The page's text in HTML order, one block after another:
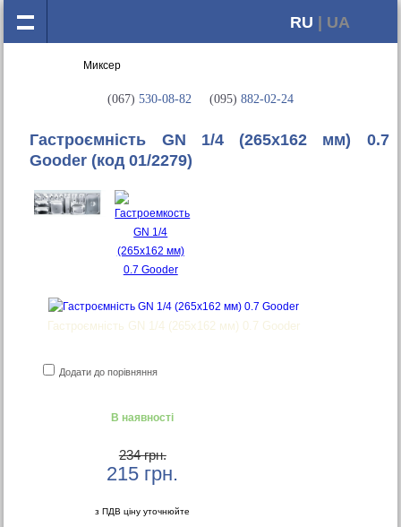
RU | UA
(067) 530-08-82 (095) 882-02-24
Гастроємність GN 1/4 (265х162 мм) 0.7
Gooder (код 01/2279)
Гастроємність GN 1/4 (265х162 мм) 0.7 Gooder
Додати до порівняння
В наявності
234 грн.
215 грн.
з ПДВ ціну уточнюйте